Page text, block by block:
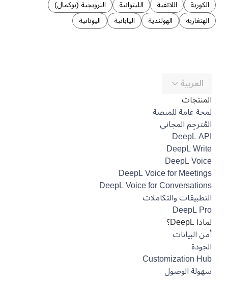
الكورية
اللاتفية الليتوانية
النرويجية (بوكمال)
الهنغارية
الهولندية اليابانية اليونانية
العربية
المنتجات
لمحة عامة للمنصة
المُترجِم المجاني
DeepL API
DeepL Write
DeepL Voice
DeepL Voice for Meetings
DeepL Voice for Conversations
التطبيقات والتكاملات
DeepL Pro
لماذا DeepL؟
أمن البيانات
الجودة
Customization Hub
سهولة الوصول